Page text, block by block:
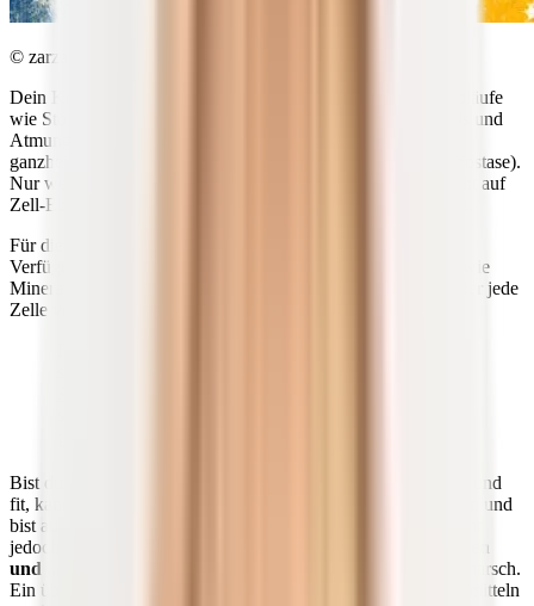
© zarzamora | shutterstock.com
Dein Körper ist ein hoch komplexes System, das tägliche Abläufe
wie Stoffwechsel (Verdauung, Zellteilung, Blutbildung), Puls und
Atmung routiniert meistert. Allem übergeordnet steht ein
ganzheitliches Gleichgewicht aller Körperfunktionen (Homöostase).
Nur wenn dein Organismus dieses dynamische Gleichgewicht auf
Zell-Ebene aufrechterhält, ist auch dein
Für diese Balance solltest du ihm genügend Nährstoffe zur
Verfügung stellen. Mithilfe ausreichender
wie
Mineralien, Vitaminen und Spurenelementen kann dein Körper jede
Zelle versorgen und alle Funktionen sicherstellen.
Bist du gut mit diesen Stoffen versorgt, fühlst du dich gesund und
fit, kannst körperliche und geistige Höchstleistungen erbringen und
bist auch mental ausgeglichen und entspannt. Die Realität sieht
jedoch bei vielen von uns anders aus:
Zivilisationskrankheiten
und „chronische“ Entzündungen
sind weiter auf dem Vormarsch.
Ein übermäßiger Verzehr von fett- und zuckerreichen Lebensmitteln